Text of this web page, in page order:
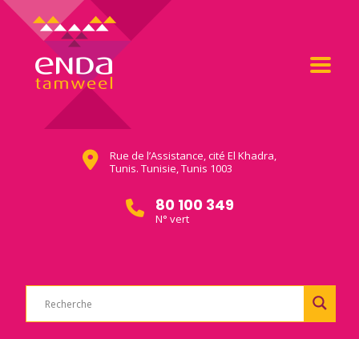
Rue de l’Assistance, cité El Khadra,
Tunis. Tunisie, Tunis 1003
80 100 349
N° vert